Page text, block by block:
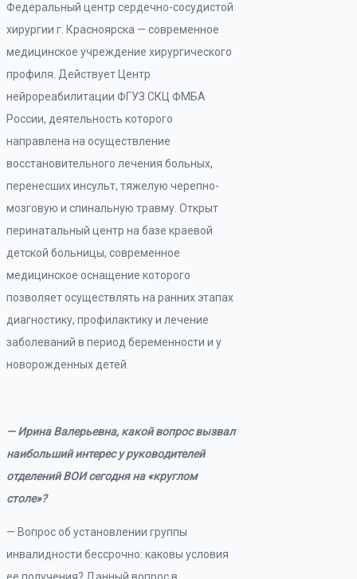
Федеральный центр сердечно-сосудистой
хирургии г. Красноярска — современное
медицинское учреждение хирургического
профиля. Действует Центр
нейрореабилитации ФГУЗ СКЦ ФМБА
России, деятельность которого
направлена на осуществление
восстановительного лечения больных,
перенесших инсульт, тяжелую черепно-
мозговую и спинальную травму. Открыт
перинатальный центр на базе краевой
детской больницы, современное
медицинское оснащение которого
позволяет осуществлять на ранних этапах
диагностику, профилактику и лечение
заболеваний в период беременности и у
новорожденных детей.
— Ирина Валерьевна, какой вопрос вызвал
наибольший интерес у руководителей
отделений ВОИ сегодня на «круглом
столе»?
— Вопрос об установлении группы
инвалидности бессрочно: каковы условия